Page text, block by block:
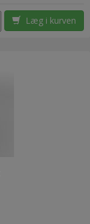
Læg i kurven